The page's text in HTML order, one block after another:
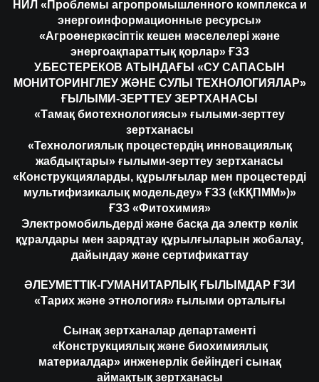
НИЛ «Проблемы агропромышленного комплекса и
энергоинформационные ресурсы»
«Агроөнеркәсіптік кешен мәселелері және
энергоақпараттық қорлар» ҒЗЗ
У.БЕСТЕРЕКОВ АТЫНДАҒЫ «СУ САПАСЫН
МОНИТОРИНГЛЕУ ЖӘНЕ СУЛЫ ТЕХНОЛОГИЯЛАР»
ҒЫЛЫМИ-ЗЕРТТЕУ ЗЕРТХАНАСЫ
«Тамақ биотехнологиясы» ғылыми-зерттеу
зертханасы
«Технологиялық процестердің инновациялық
жабдықтары» ғылыми-зерттеу зертханасы
«Конструкцияларды, құрылғылар мен процестерді
мультифизикалық модельдеу» ҒЗЗ («КҚПММ»)»
ҒЗЗ «Фитохимия»
Электромобильдерді және басқа да электр көлік
құралдары мен зарядтау құрылғыларын жобалау,
дайындау және сертификаттау
ӘЛЕУМЕТТІК-ГУМАНИТАРЛЫҚ ҒЫЛЫМДАР ҒЗИ
«Тарих және этнология» ғылыми орталығы
Сынақ зертханалар департаменті
«Конструкциялық және биохимиялық
материалдар» инженерлік бейіндегі сынақ
аймақтық зертханасы